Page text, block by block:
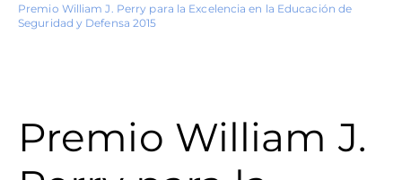
Premio William J. Perry para la Excelencia en la Educación de
Seguridad y Defensa 2015
Premio William J.